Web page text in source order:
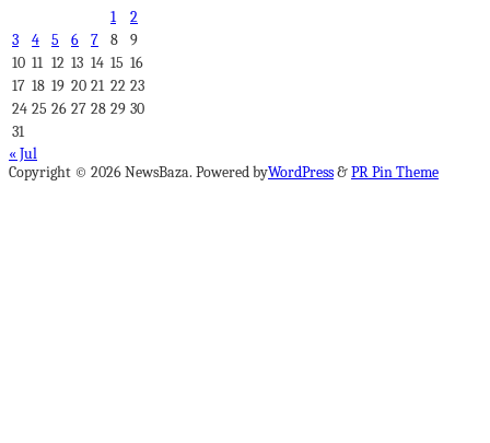
1
2
3
4 5 6 7 8
9
10 11 12 13 14 15 16
17 18 19 20 21 22 23
24 25 26 27 28 29 30
31
« Jul
Copyright © 2026 NewsBaza. Powered byWordPress&PR Pin Theme